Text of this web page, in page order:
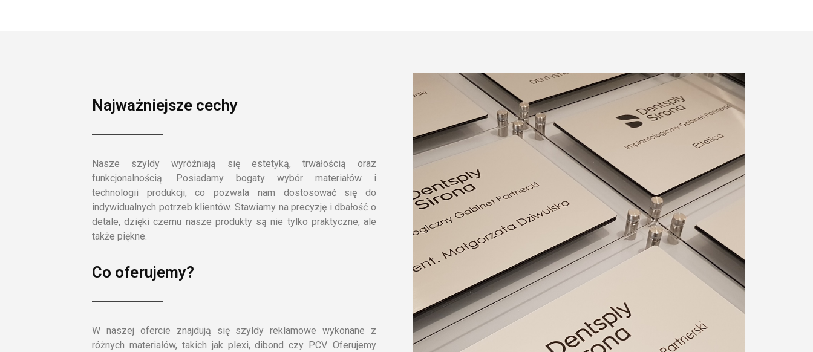
Najważniejsze cechy
Nasze szyldy wyróżniają się estetyką, trwałością oraz
funkcjonalnością. Posiadamy bogaty wybór materiałów i
technologii produkcji, co pozwala nam dostosować się do
indywidualnych potrzeb klientów. Stawiamy na precyzję i dbałość o
detale, dzięki czemu nasze produkty są nie tylko praktyczne, ale
także piękne.
Co oferujemy?
W naszej ofercie znajdują się szyldy reklamowe wykonane z
różnych materiałów, takich jak plexi, dibond czy PCV. Oferujemy